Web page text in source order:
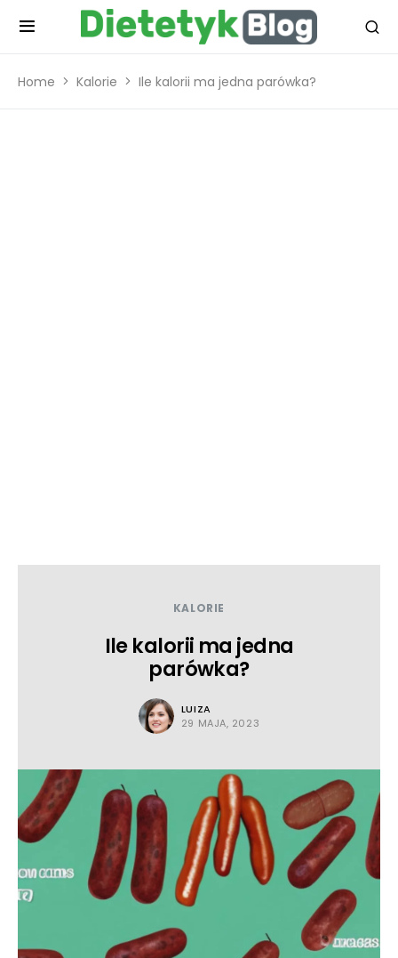
Home Kalorie Ile kalorii ma jedna parówka?
KALORIE
Ile kalorii ma jedna
parówka?
LUIZA
29 MAJA, 2023